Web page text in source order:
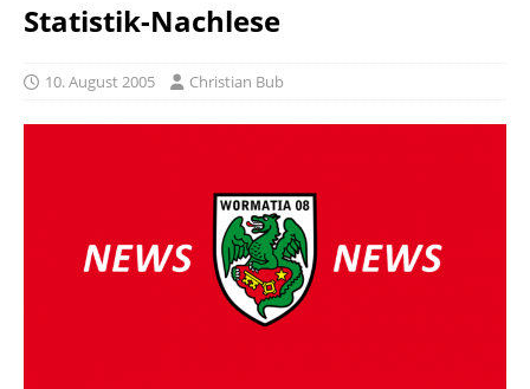
Statistik-Nachlese
10. August 2005 Christian Bub